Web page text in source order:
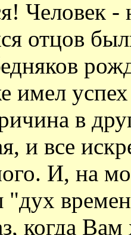
Человек
отцов
имел
в
и все
И, на
"дух
когда Вам